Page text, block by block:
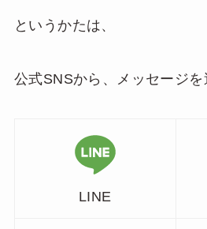
というかたは、
公式SNSから、メッセージ
LINE